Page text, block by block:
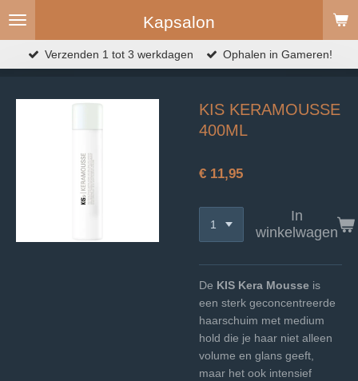
Ga
naar
de
Kapsalon
Verzenden 1 tot 3 werkdagen Ophalen in Gameren!
KIS KERAMOUSSE
400ML
€ 11,95
In
winkelwagen
De KIS Kera Mousse is
een sterk geconcentreerde
haarschuim met medium
hold die je haar niet alleen
volume en glans geeft,
maar het ook intensief